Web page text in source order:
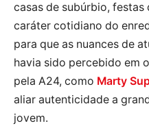
casas de subúrbio,
caráter cotidiano do
para que as nuances de
havia sido percebido em
pela A24, como Marty
aliar autenticidade a
jovem.